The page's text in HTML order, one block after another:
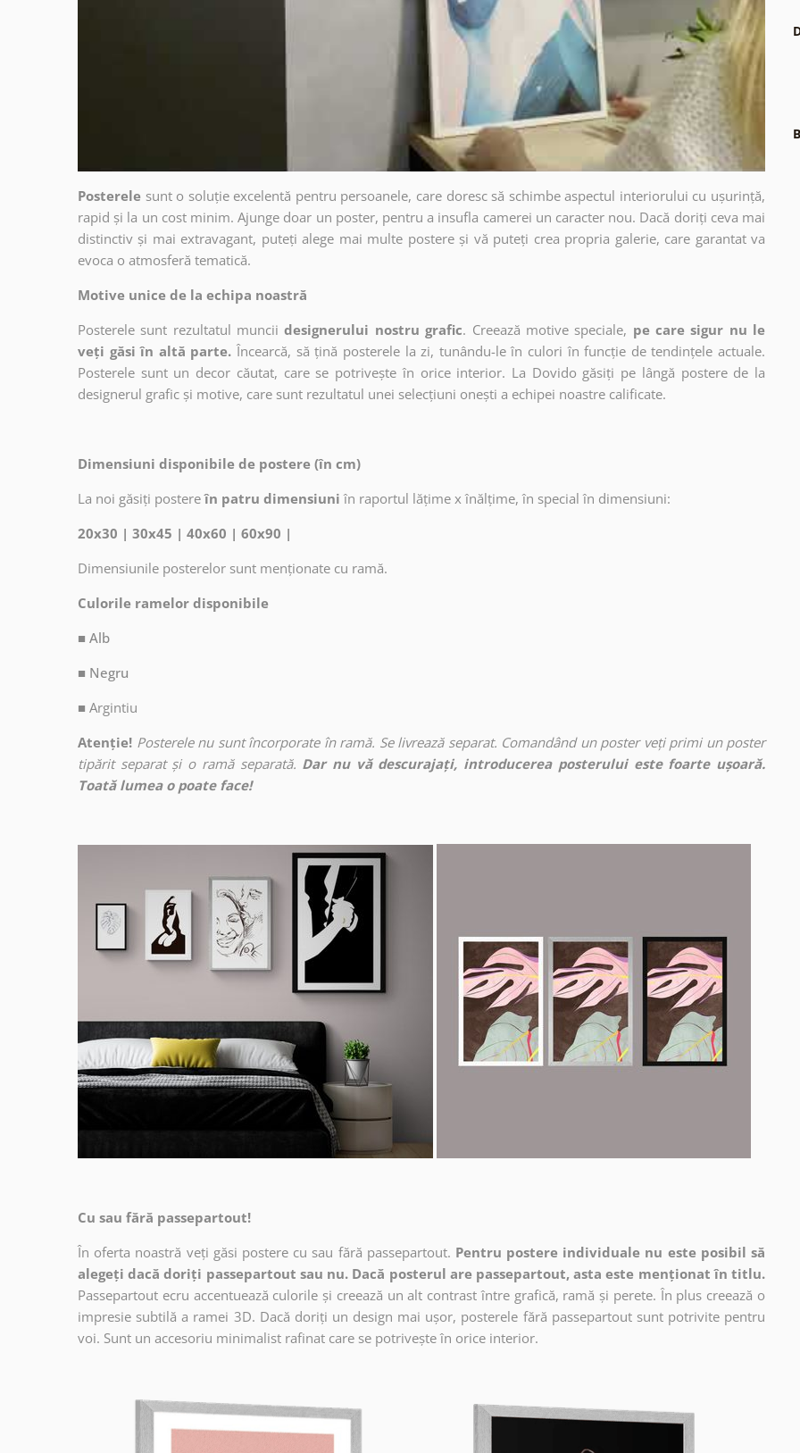
Posterele sunt o soluție excelentă pentru persoanele, care doresc să schimbe aspectul interiorului cu ușurință,
rapid și la un cost minim. Ajunge doar un poster, pentru a insufla camerei un caracter nou. Dacă doriți ceva mai
distinctiv și mai extravagant, puteți alege mai multe postere și vă puteți crea propria galerie, care garantat va
evoca o atmosferă tematică.
Motive unice de la echipa noastră
Posterele sunt rezultatul muncii designerului nostru grafic. Creează motive speciale, pe care sigur nu le
veți găsi în altă parte. Încearcă, să țină posterele la zi, tunându-le în culori în funcție de tendințele actuale.
Posterele sunt un decor căutat, care se potrivește în orice interior. La Dovido găsiți pe lângă postere de la
designerul grafic și motive, care sunt rezultatul unei selecțiuni onești a echipei noastre calificate.
Dimensiuni disponibile de postere (în cm)
La noi găsiți postere în patru dimensiuni în raportul lățime x înălțime, în special în dimensiuni:
20x30 | 30x45 | 40x60 | 60x90 |
Dimensiunile posterelor sunt menționate cu ramă.
Culorile ramelor disponibile
■ Alb
■ Negru
■ Argintiu
Atenție! Posterele nu sunt încorporate în ramă. Se livrează separat. Comandând un poster veți primi un poster
tipărit separat și o ramă separată. Dar nu vă descurajați, introducerea posterului este foarte ușoară.
Toată lumea o poate face!
Cu sau fără passepartout!
În oferta noastră veți găsi postere cu sau fără passepartout. Pentru postere individuale nu este posibil să
alegeți dacă doriți passepartout sau nu. Dacă posterul are passepartout, asta este menționat în titlu.
Passepartout ecru accentuează culorile și creează un alt contrast între grafică, ramă și perete. În plus creează o
impresie subtilă a ramei 3D. Dacă doriți un design mai ușor, posterele fără passepartout sunt potrivite pentru
voi. Sunt un accesoriu minimalist rafinat care se potrivește în orice interior.